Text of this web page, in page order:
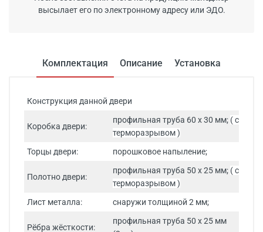
высылает его по электронному адресу или ЭДО.
Комплектация Описание Установка
Конструкция данной двери
Коробка двери:
профильная труба 60 х 30 мм; ( с
терморазрывом )
Торцы двери:
порошковое напыление;
Полотно двери:
профильная труба 50 х 25 мм; ( с
терморазрывом )
Лист металла:
снаружи толщиной 2 мм;
Рёбра жёсткости:
профильная труба 50 х 25 мм